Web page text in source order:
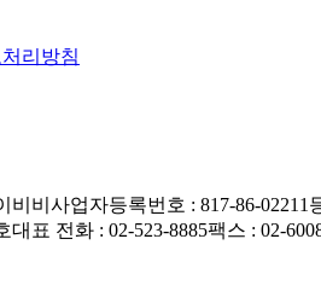
리방침
비비 사업자등록번호 : 817-86-02211
대표 전화 : 02-523-8885팩스 : 02-